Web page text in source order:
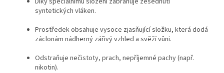
syntetických vláken.
Prostředek obsahuje vysoce zjasňující složku, která dodá
záclonám nádherný zářivý vzhled a svěží vůni.
Odstraňuje nečistoty, prach, nepříjemné pachy (např.
nikotin).